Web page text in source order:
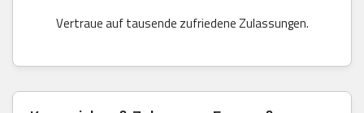
Vertraue auf tausende zufriedene Zulassungen.